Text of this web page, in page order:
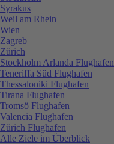
Syrakus
Weil am Rhein
Wien
Zagreb
Zürich
Stockholm Arlanda Flughafen
Teneriffa Süd Flughafen
Thessaloniki Flughafen
Tirana Flughafen
Tromsö Flughafen
Valencia Flughafen
Zürich Flughafen
Alle Ziele im Überblick